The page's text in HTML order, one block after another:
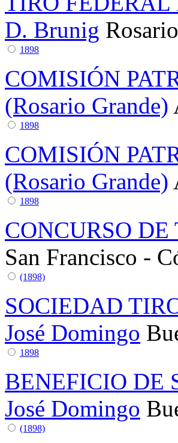
D. Brunig
1898
COMISIÓN
(Rosario Grande)
1898
COMISIÓN
(Rosario Grande)
1898
CONCURSO
San Francisco -
(1898)
SOCIEDAD
José Domingo
1898
BENEFICIO DE
José Domingo
(1898)